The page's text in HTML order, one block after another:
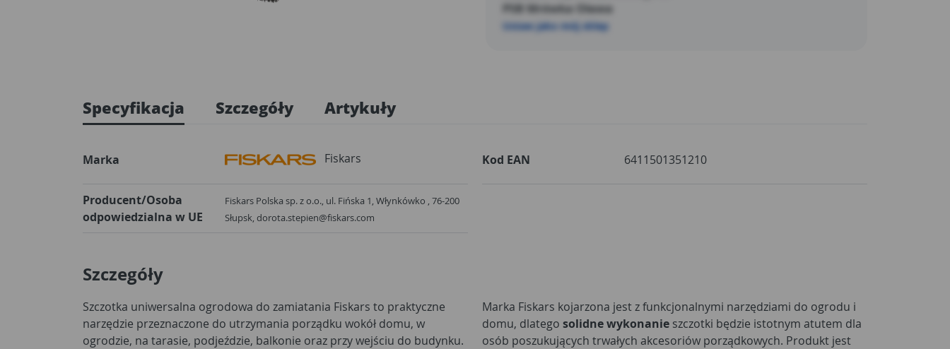
PSB Mrówka Oława
Ustaw jako mój sklep
Specyfikacja Szczegóły Artykuły
Marka Fiskars
Producent/Osoba
odpowiedzialna w UE
Fiskars Polska sp. z o.o., ul. Fińska 1, Włynkówko , 76-200
Słupsk, dorota.stepien@fiskars.com
Kod EAN 6411501351210
Szczegóły
Szczotka uniwersalna ogrodowa do zamiatania Fiskars to praktyczne
narzędzie przeznaczone do utrzymania porządku wokół domu, w
ogrodzie, na tarasie, podjeździe, balkonie oraz przy wejściu do budynku.
Marka Fiskars kojarzona jest z funkcjonalnymi narzędziami do ogrodu i
domu, dlatego solidne wykonanie szczotki będzie istotnym atutem dla
osób poszukujących trwałych akcesoriów porządkowych. Produkt jest